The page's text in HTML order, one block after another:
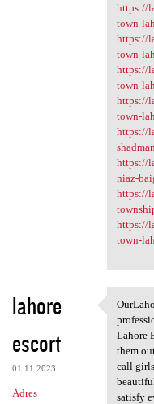
https://
town-
https://
town-
https://
town-
https://
town-
https://
https://
niaz-
https://
https://
town-
lahore
escort
01.11.2023
Adres
Lahore
them
call
satisfy